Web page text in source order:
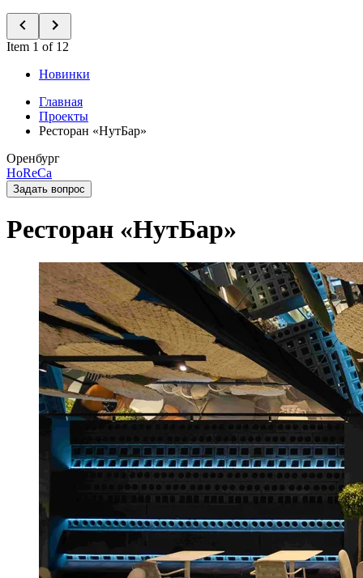
Item 1 of 12
Новинки
Главная
Проекты
Ресторан «НутБар»
Оренбург
HoReCa
Задать вопрос
Ресторан «НутБар»